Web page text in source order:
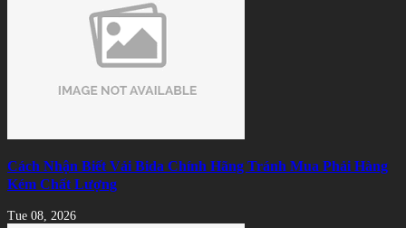
Cách Nhận Biết Vải Bida Chính Hãng Tránh Mua Phải Hàng
Kém Chất Lượng
Tue 08, 2026